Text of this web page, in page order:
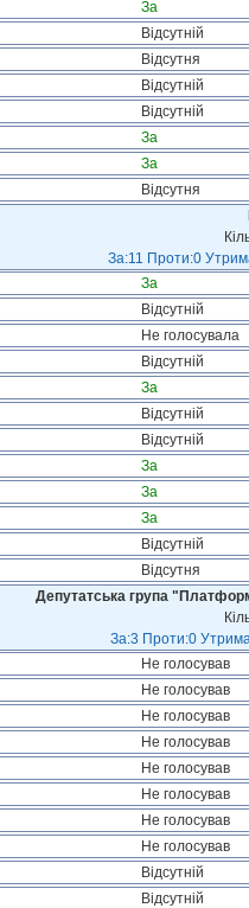
За
Відсутній
Відсутня
Відсутній
Відсутній
За
За
Відсутня
За:11 Проти:0
За
Відсутній
Не голосувала
Відсутній
За
Відсутній
Відсутній
За
За
За
Відсутній
Відсутня
Депутатська група
За:3 Проти:0
Не голосував
Не голосував
Не голосував
Не голосував
Не голосував
Не голосував
Не голосував
Не голосував
Відсутній
Відсутній